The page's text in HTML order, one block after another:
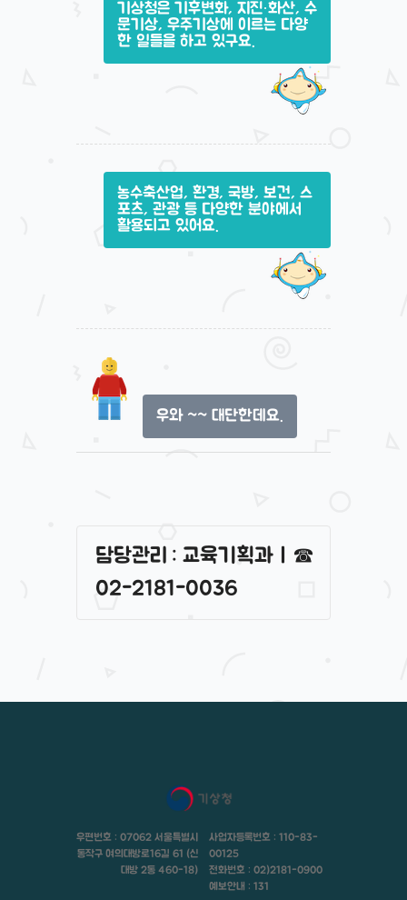
기상청은 기후변화, 지진·화산, 수
문기상, 우주기상에 이르는 다양
한 일들을 하고 있구요.
농수축산업, 환경, 국방, 보건, 스
포츠, 관광 등 다양한 분야에서
활용되고 있어요.
우와 ~~ 대단한데요.
담당관리 : 교육기획과 | ☎
02-2181-0036
사업자등록번호 : 110-83-
00125
전화번호 : 02)2181-0900
예보안내 : 131
우편번호 : 07062 서울특별시
동작구 여의대방로16길 61 (신
대방 2동 460-18)